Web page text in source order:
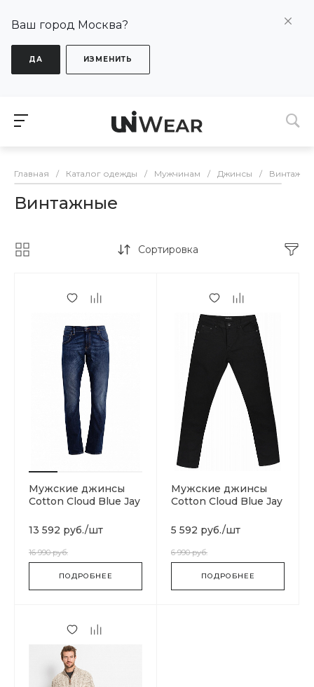
Ваш город Москва?
ДА ИЗМЕНИТЬ
Главная / Каталог одежды / Мужчинам / Джинсы /
Винтажные
Сортировка
Мужские джинсы
Cotton Cloud Blue Jay
13 592 руб./шт
16 990 руб.
ПОДРОБНЕЕ
Мужские джинсы
Cotton Cloud Blue Jay
5 592 руб./шт
6 990 руб.
ПОДРОБНЕЕ